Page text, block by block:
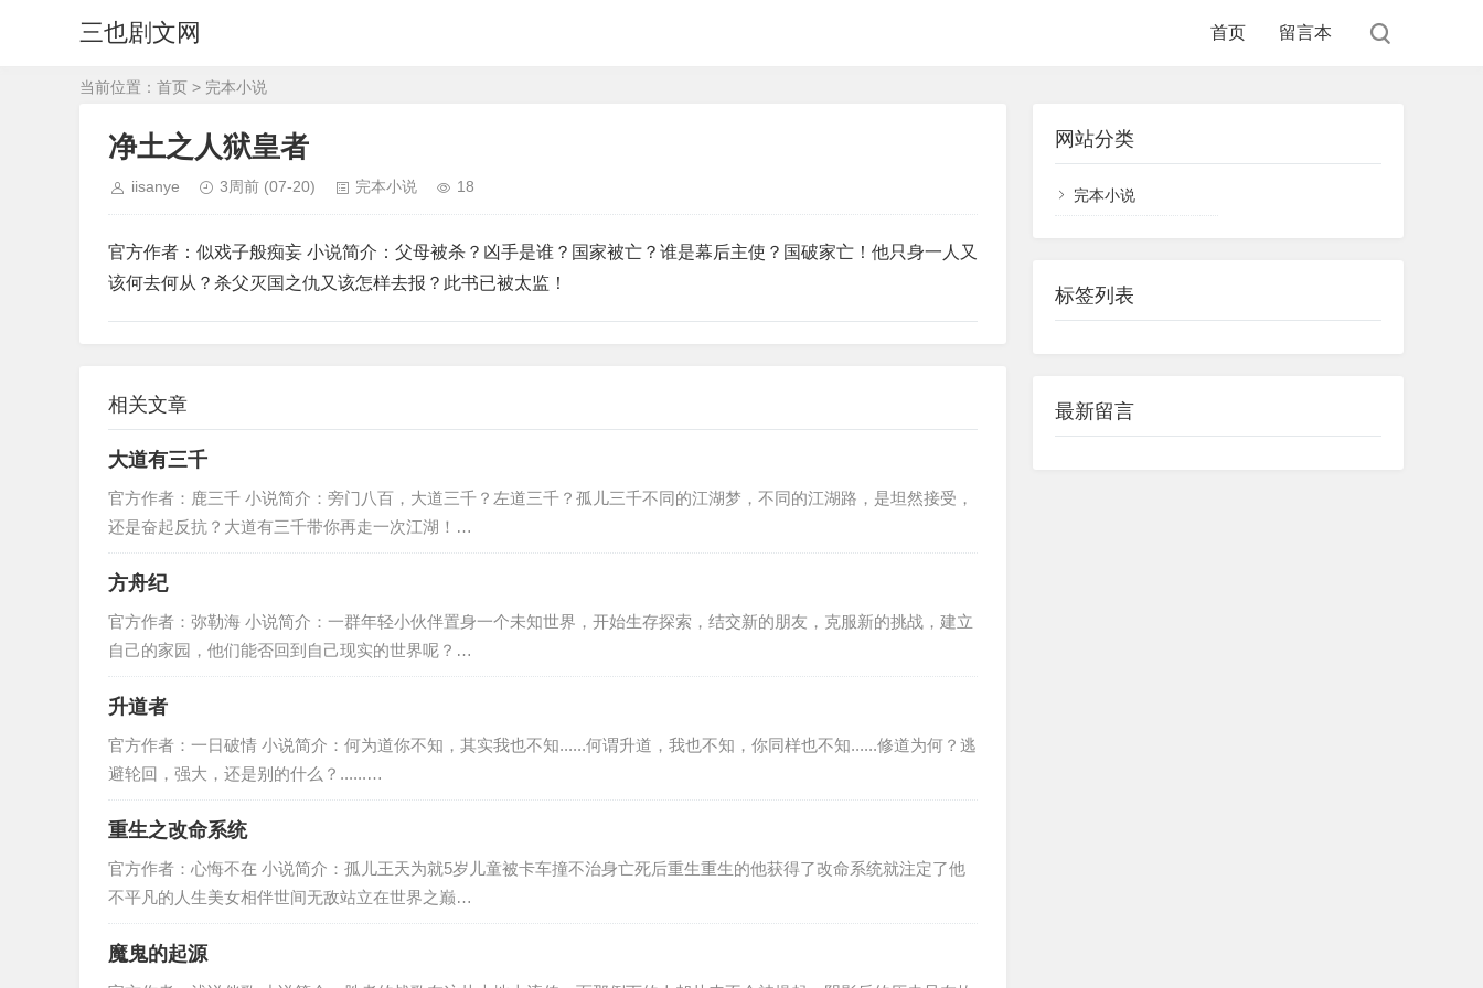
三也剧文网 首页 留言本
当前位置： 首页 > 完本小说
净土之人狱皇者
iisanye 3周前 (07-20) 完本小说 18
官方作者：似戏子般痴妄 小说简介：父母被杀？凶手是谁？国家被亡？谁是幕后主使？国破家亡！他只身一人又
该何去何从？杀父灭国之仇又该怎样去报？此书已被太监！
相关文章
大道有三千
官方作者：鹿三千 小说简介：旁门八百，大道三千？左道三千？孤儿三千不同的江湖梦，不同的江湖路，是坦然接受，
还是奋起反抗？大道有三千带你再走一次江湖！…
方舟纪
官方作者：弥勒海 小说简介：一群年轻小伙伴置身一个未知世界，开始生存探索，结交新的朋友，克服新的挑战，建立
自己的家园，他们能否回到自己现实的世界呢？…
升道者
官方作者：一日破情 小说简介：何为道你不知，其实我也不知......何谓升道，我也不知，你同样也不知......修道为何？逃
避轮回，强大，还是别的什么？......…
重生之改命系统
官方作者：心悔不在 小说简介：孤儿王天为就5岁儿童被卡车撞不治身亡死后重生重生的他获得了改命系统就注定了他
不平凡的人生美女相伴世间无敌站立在世界之巅…
魔鬼的起源
网站分类
完本小说
标签列表
最新留言